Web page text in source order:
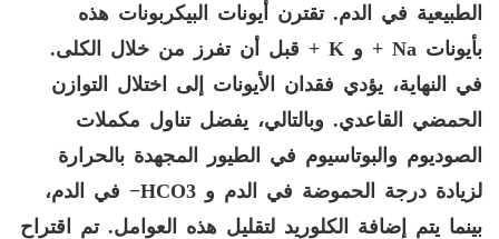
الطبيعية في الدم. تقترن أيونات البيكربونات هذه
بأيونات Na + و K + قبل أن تفرز من خلال الكلى.
في النهاية، يؤدي فقدان الأيونات إلى اختلال التوازن
الحمضي القاعدي. وبالتالي، يفضل تناول مكملات
الصوديوم والبوتاسيوم في الطيور المجهدة بالحرارة
لزيادة درجة الحموضة في الدم و HCO3− في الدم،
بينما يتم إضافة الكلوريد لتقليل هذه العوامل. تم اقتراح